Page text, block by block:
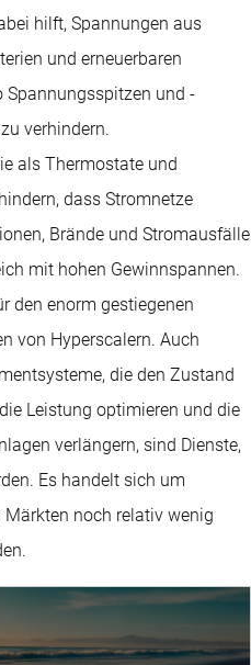
hilft, Spannungen aus
und erneuerbaren
Spannungsspitzen und -
verhindern.
als Thermostate und
dass Stromnetze
Brände und Stromausfälle
mit hohen Gewinnspannen.
den enorm gestiegenen
von Hyperscalern. Auch
die den Zustand
Leistung optimieren und die
verlängern, sind Dienste,
Es handelt sich um
noch relativ wenig